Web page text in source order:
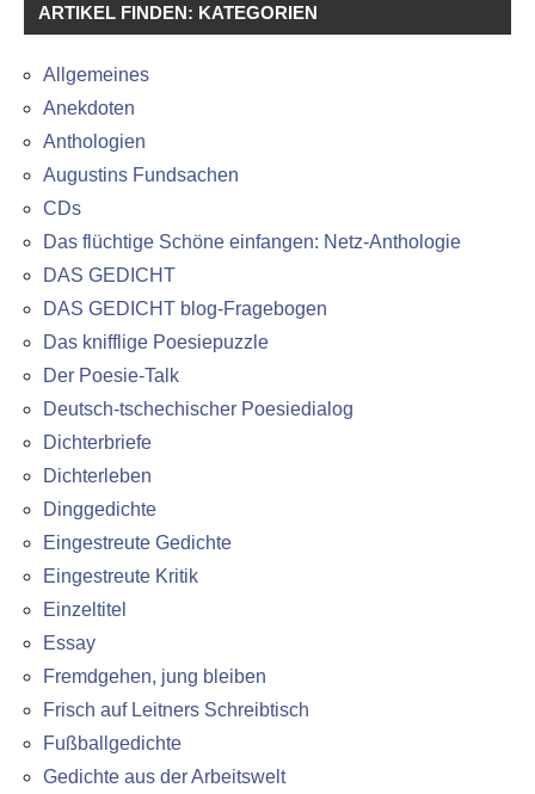
ARTIKEL FINDEN: KATEGORIEN
Allgemeines
Anekdoten
Anthologien
Augustins Fundsachen
CDs
Das flüchtige Schöne einfangen: Netz-Anthologie
DAS GEDICHT
DAS GEDICHT blog-Fragebogen
Das knifflige Poesiepuzzle
Der Poesie-Talk
Deutsch-tschechischer Poesiedialog
Dichterbriefe
Dichterleben
Dinggedichte
Eingestreute Gedichte
Eingestreute Kritik
Einzeltitel
Essay
Fremdgehen, jung bleiben
Frisch auf Leitners Schreibtisch
Fußballgedichte
Gedichte aus der Arbeitswelt